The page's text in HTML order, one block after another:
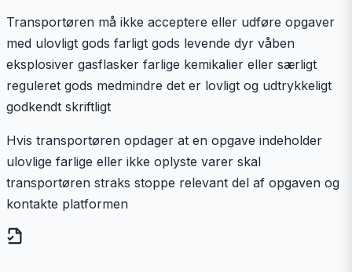
Transportøren må ikke acceptere eller udføre opgaver
med ulovligt gods farligt gods levende dyr våben
eksplosiver gasflasker farlige kemikalier eller særligt
reguleret gods medmindre det er lovligt og udtrykkeligt
godkendt skriftligt
Hvis transportøren opdager at en opgave indeholder
ulovlige farlige eller ikke oplyste varer skal
transportøren straks stoppe relevant del af opgaven og
kontakte platformen